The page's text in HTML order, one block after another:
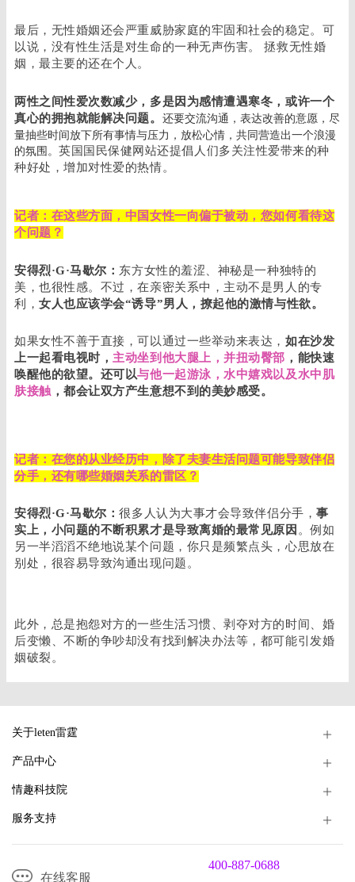
最后，无性婚姻还会严重威胁家庭的牢固和社会的稳定。可
以说，没有性生活是对生命的一种无声伤害。 拯救无性婚
姻，最主要的还在个人。
两性之间性爱次数减少，多是因为感情遭遇寒冬，或许一个
真心的拥抱就能解决问题。 还要交流沟通，表达改善的意愿，尽
量抽些时间放下所有事情与压力，放松心情，共同营造出一个浪漫
的氛围。 英国国民保健网站还提倡人们多关注性爱带来的种
种好处，增加对性爱的热情。
记者：在这些方面，中国女性一向偏于被动，您如何看待这
个问题？
安得烈·G·马歇尔： 东方女性的羞涩、神秘是一种独特的
美，也很性感。不过，在亲密关系中，主动不是男人的专
利，女人也应该学会“诱导”男人，撩起他的激情与性欲。
如果女性不善于直接，可以通过一些举动来表达， 如在沙发
上一起看电视时，主动坐到他大腿上，并扭动臀部 ，能快速
唤醒他的欲望。还可以与他一起游泳，水中嬉戏以及水中肌
肤接触 ，都会让双方产生意想不到的美妙感受。
记者：在您的从业经历中，除了夫妻生活问题可能导致伴侣
分手，还有哪些婚姻关系的雷区？
安得烈·G·马歇尔：很多人认为大事才会导致伴侣分手，事
实上，小问题的不断积累才是导致离婚的最常见原因 。例如
另一半滔滔不绝地说某个问题，你只是频繁点头，心思放在
别处，很容易导致沟通出现问题。
此外，总是抱怨对方的一些生活习惯、剥夺对方的时间、婚
后变懒、不断的争吵却没有找到解决办法等，都可能引发婚
姻破裂。
关于leten雷霆
产品中心
情趣科技院
服务支持
在线客服
400-887-0688